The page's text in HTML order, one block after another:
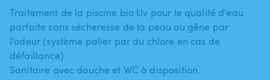
Traitement de la piscine bio Uv pour le qualité d'eau
parfaite sans sécheresse de la peau ou gêne par
l'odeur (système palier par du chlore en cas de
défaillance)
Sanitaire avec douche et WC à disposition.